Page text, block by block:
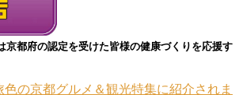
京都府の認定を受けた皆様の健康づくりを応援す